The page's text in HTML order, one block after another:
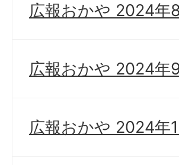
広報おかや 2024年
広報おかや 2024年
広報おかや 2024年